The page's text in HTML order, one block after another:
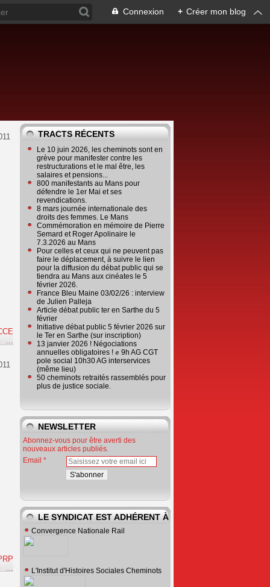
Connexion + Créer mon blog
…
TRACTS RÉCENTS
Le 10 juin 2026, les cheminots sont en
grève pour manifester contre les
restructurations et le mal être, les
salaires et pensions...
800 manifestants au Mans pour
défendre le 1er Mai et ses
revendications.
8 mars journée internationale des
droits des femmes. Le Mans
Commémoration en mémoire de Pierre
Semard et Roger Apolinaire le
7.3.2026 au Mans
Pour celles et ceux qui ne peuvent pas
faire le déplacement, à suivre le lien
pour la diffusion du débat public qui se
tiendra au Mans aux cinéates le 5
février 2026.
France Bleu Maine 03/02/26 : interview
de Julien Palleja
Article débat public ter en Sarthe du 5
février
Initiative débat public 5 février 2026 sur
le Ter en Sarthe (sur inscription)
13 janvier 2026 ! Négociations
annuelles obligatoires ! ✊ 9h AG CGT
pole social 10h30 AG interservices
(même lieu)
50 cheminots retraités rassemblés pour
plus de justice sociale.
NEWSLETTER
Abonnez-vous pour être averti des
nouveaux articles publiés.
Email
LE SYNDICAT EST ADHÉRENT À
Convergence Nationale Rail
L'Institut d'Histoires Sociales Cheminots